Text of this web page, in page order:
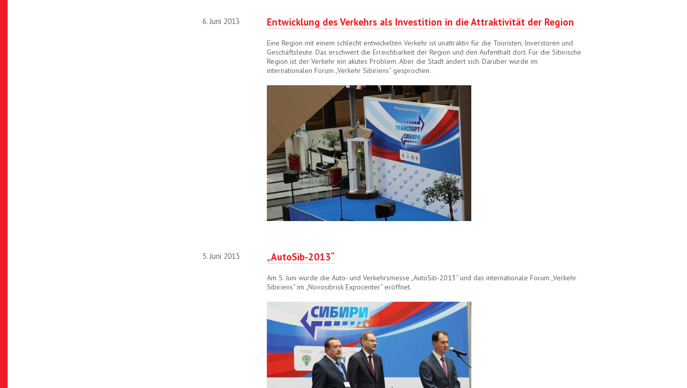
6. Juni 2013 Entwicklung des Verkehrs als Investition in die Attraktivität der Region
Eine Region mit einem schlecht entwickelten Verkehr ist unattraktiv für die Touristen, Inverstoren und
Geschäftsleute. Das erschwert die Erreichbarkeit der Region und den Aufenthalt dort. Für die Sibirische
Region ist der Verkehr ein akutes Problem. Aber die Stadt ändert sich. Darüber wurde im
internationalen Forum „Verkehr Sibiriens“ gesprochen.
5. Juni 2013 „AutoSib-2013“
Am 5. Juni wurde die Auto- und Verkehrsmesse „AutoSib-2013“ und das internationale Forum „Verkehr
Sibiriens“ im „Novosibrisk Expocenter“ eröffnet.